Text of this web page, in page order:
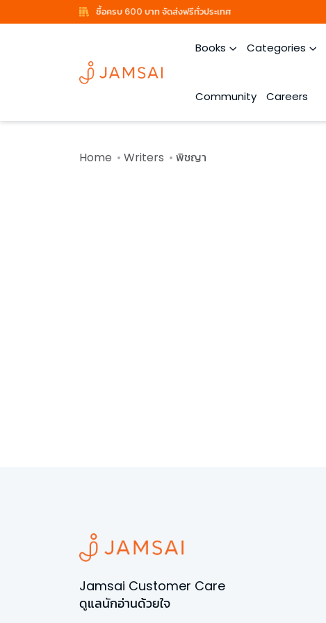
ซื้อครบ 600 บาท จัดส่งฟรีทั่วประเทศ
Books Categories
Community Careers
Home Writers พิชญา
Jamsai Customer Care
ดูแลนักอ่านด้วยใจ